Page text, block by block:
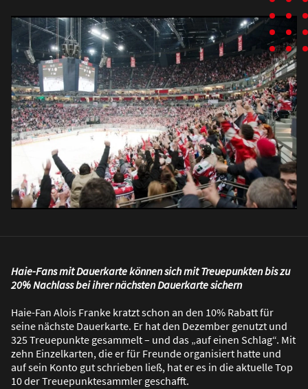
Haie-Fans mit Dauerkarte können sich mit Treuepunkten bis zu
20% Nachlass bei ihrer nächsten Dauerkarte sichern
Haie-Fan Alois Franke kratzt schon an den 10% Rabatt für
seine nächste Dauerkarte. Er hat den Dezember genutzt und
325 Treuepunkte gesammelt – und das „auf einen Schlag“. Mit
zehn Einzelkarten, die er für Freunde organisiert hatte und
auf sein Konto gut schrieben ließ, hat er es in die aktuelle Top
10 der Treuepunktesammler geschafft.